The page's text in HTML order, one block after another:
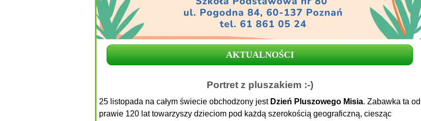
AKTUALNOŚCI
Portret z pluszakiem :-)
25 listopada na całym świecie obchodzony jest Dzień Pluszowego Misia. Zabawka ta od
prawie 120 lat towarzyszy dzieciom pod każdą szerokością geograficzną, ciesząc